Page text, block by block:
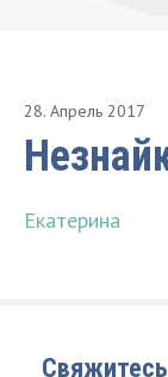
28. Апрель 2017
Екатерина
Свяжитесь